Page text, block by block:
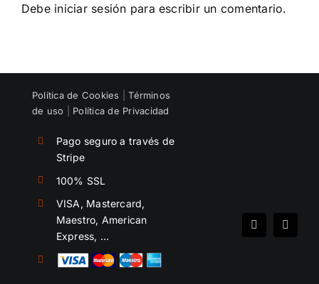
Debe iniciar sesión para escribir un comentario.
Política de Cookies |Términos
de uso
Política de Privacidad
Pago seguro a través de
Stripe
100% SSL
VISA, Mastercard,
Maestro, American
Express, …
Spotify